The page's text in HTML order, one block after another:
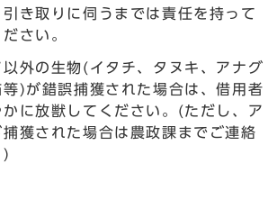
き取りに伺うまでは責任を持って
さい。
以外の生物(イタチ、タヌキ、アナグ
等)が錯誤捕獲された場合は、借用者
かに放獣してください。(ただし、ア
獲された場合は農政課までご連絡
)